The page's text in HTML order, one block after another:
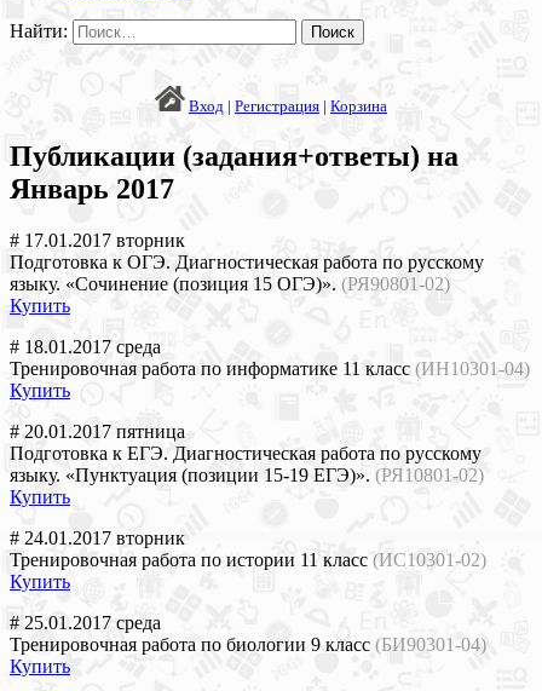
Найти:
Вход | Регистрация | Корзина
Публикации (задания+ответы) на
Январь 2017
# 17.01.2017 вторник
Подготовка к ОГЭ. Диагностическая работа по русскому
языку. «Сочинение (позиция 15 ОГЭ)». (РЯ90801-02)
Купить
# 18.01.2017 среда
Тренировочная работа по информатике 11 класс (ИН10301-04)
Купить
# 20.01.2017 пятница
Подготовка к ЕГЭ. Диагностическая работа по русскому
языку. «Пунктуация (позиции 15-19 ЕГЭ)». (РЯ10801-02)
Купить
# 24.01.2017 вторник
Тренировочная работа по истории 11 класс (ИС10301-02)
Купить
# 25.01.2017 среда
Тренировочная работа по биологии 9 класс (БИ90301-04)
Купить